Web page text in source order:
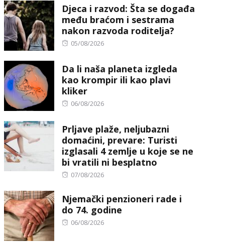
Djeca i razvod: Šta se događa
među braćom i sestrama
nakon razvoda roditelja?
Posted
05/08/2026
Da li naša planeta izgleda
kao krompir ili kao plavi
kliker
Posted
06/08/2026
Prljave plaže, neljubazni
domaćini, prevare: Turisti
izglasali 4 zemlje u koje se ne
bi vratili ni besplatno
Posted
07/08/2026
Njemački penzioneri rade i
do 74. godine
Posted
06/08/2026